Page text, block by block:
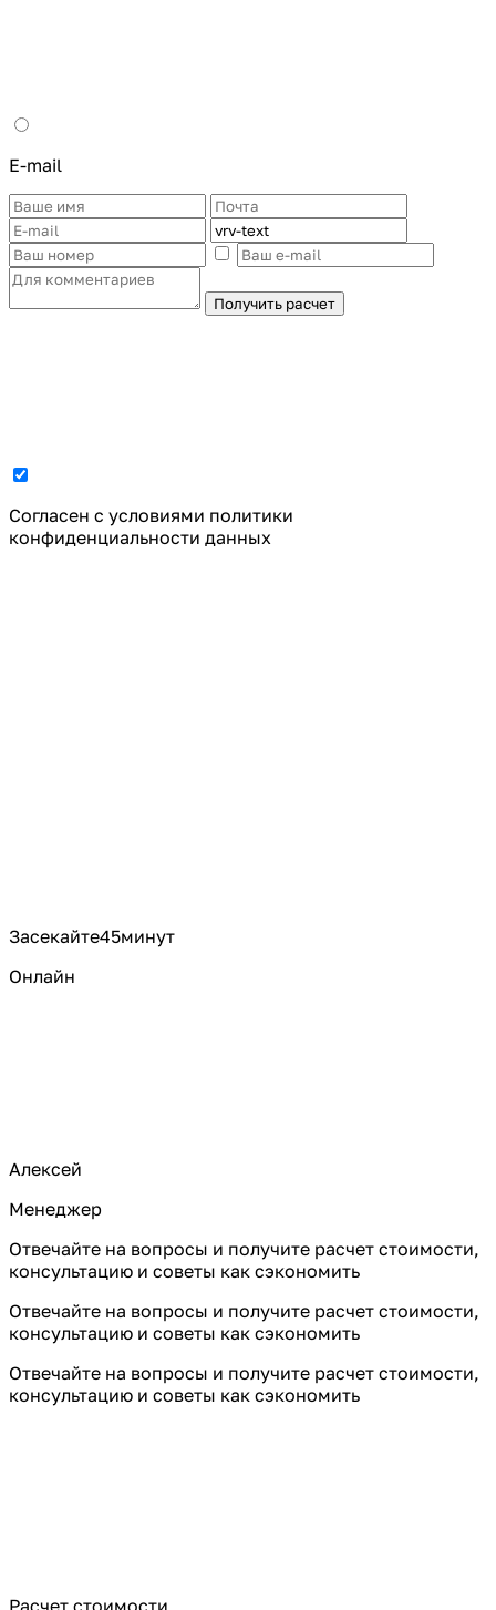
E-mail
Получить расчет
Cогласен с условиями политики
конфиденциальности данных
Засекайте45минут
Онлайн
Алексей
Менеджер
Отвечайте на вопросы и получите расчет стоимости,
консультацию и советы как сэкономить
Отвечайте на вопросы и получите расчет стоимости,
консультацию и советы как сэкономить
Отвечайте на вопросы и получите расчет стоимости,
консультацию и советы как сэкономить
Расчет стоимости